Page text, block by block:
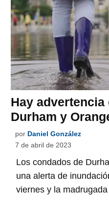
Hay
Durham y
por Daniel González
7 de abril de 2023
Los condados de
una alerta de
viernes y la